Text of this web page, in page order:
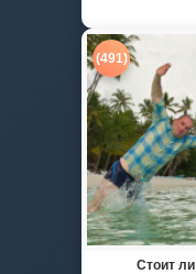
(491)
Стоит